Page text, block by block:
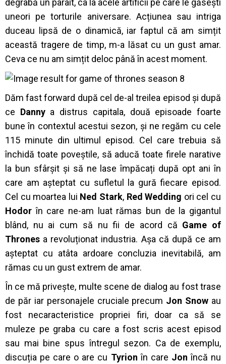
degrabă un pârâit, ca la acele artificii pe care le găsești
uneori pe torturile aniversare. Acțiunea sau intriga
duceau lipsă de o dinamică, iar faptul că am simțit
această tragere de timp, m-a lăsat cu un gust amar.
Ceva ce nu am simțit deloc până în acest moment.
Dăm fast forward după cel de-al treilea episod și după
ce Dannya distrus capitala, două episoade foarte
bune în contextul acestui sezon, și ne regăm cu cele
115 minute din ultimul episod. Cel care trebuia să
închidă toate poveștile, să aducă toate firele narative
la bun sfârșit și să ne lase împăcați după opt ani în
care am așteptat cu sufletul la gură fiecare episod.
Cel cu moartea lui Ned Stark, Red Wedding ori cel cu
Hodor în care ne-am luat rămas bun de la gigantul
blând, nu ai cum să nu fii de acord că Game of
Thrones a revoluționat industria. Așa că după ce am
așteptat cu atâta ardoare concluzia inevitabilă, am
rămas cu un gust extrem de amar.
În ce mă privește, multe scene de dialog au fost trase
de păr iar personajele cruciale precum Jon Snow au
fost necaracteristice propriei firi, doar ca să se
muleze pe graba cu care a fost scris acest episod
sau mai bine spus întregul sezon. Ca de exemplu,
discuția pe care o are cu Tyrionîn care Jon încă nu